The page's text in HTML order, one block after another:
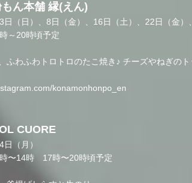
ん本舗 縁(えん)
日（日）、8日（金）、16日（土）、22日（金）
～20時頃予定
ふわふわトロトロのたこ焼き♪ チーズやねぎのト
konamonhonpo_en
CUORE
（月）
〜14時 17時〜20時頃予定